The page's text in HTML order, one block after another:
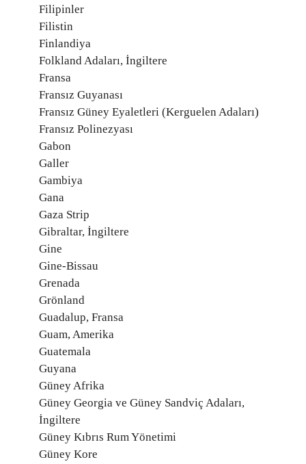
Filipinler
Filistin
Finlandiya
Folkland Adaları, İngiltere
Fransa
Fransız Guyanası
Fransız Güney Eyaletleri (Kerguelen Adaları)
Fransız Polinezyası
Gabon
Galler
Gambiya
Gana
Gaza Strip
Gibraltar, İngiltere
Gine
Gine-Bissau
Grenada
Grönland
Guadalup, Fransa
Guam, Amerika
Guatemala
Guyana
Güney Afrika
Güney Georgia ve Güney Sandviç Adaları,
İngiltere
Güney Kıbrıs Rum Yönetimi
Güney Kore